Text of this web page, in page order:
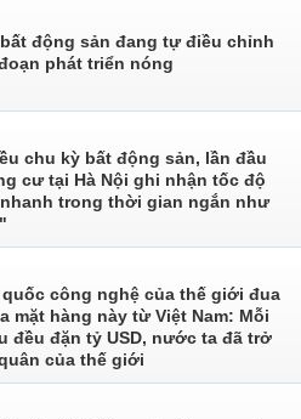
động sản đang tự điều chỉnh
phát triển nóng
chu kỳ bất động sản, lần đầu
cư tại Hà Nội ghi nhận tốc độ
trong thời gian ngắn như
công nghệ của thế giới đua
mặt hàng này từ Việt Nam: Mỗi
đều đặn tỷ USD, nước ta đã trở
của thế giới